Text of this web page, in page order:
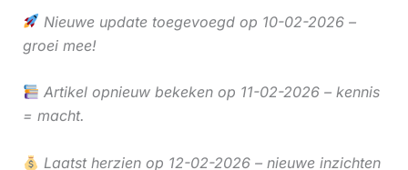
Nieuwe update toegevoegd op 10-02-2026 –
groei mee!
Artikel opnieuw bekeken op 11-02-2026 – kennis
= macht.
Laatst herzien op 12-02-2026 – nieuwe inzichten